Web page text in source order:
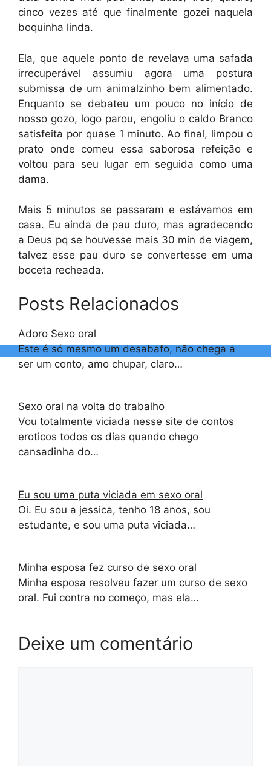
cinco vezes até que finalmente gozei naquela
boquinha linda.
Ela, que aquele ponto de revelava uma safada
irrecuperável assumiu agora uma postura
submissa de um animalzinho bem alimentado.
Enquanto se debateu um pouco no início de
nosso gozo, logo parou, engoliu o caldo Branco
satisfeita por quase 1 minuto. Ao final, limpou o
prato onde comeu essa saborosa refeição e
voltou para seu lugar em seguida como uma
dama.
Mais 5 minutos se passaram e estávamos em
casa. Eu ainda de pau duro, mas agradecendo
a Deus pq se houvesse mais 30 min de viagem,
talvez esse pau duro se convertesse em uma
boceta recheada.
Posts Relacionados
Adoro Sexo oral
Este é só mesmo um desabafo, não chega a
ser um conto, amo chupar, claro…
Sexo oral na volta do trabalho
Vou totalmente viciada nesse site de contos
eroticos todos os dias quando chego
cansadinha do…
Eu sou uma puta viciada em sexo oral
Oi. Eu sou a jessica, tenho 18 anos, sou
estudante, e sou uma puta viciada…
Minha esposa fez curso de sexo oral
Minha esposa resolveu fazer um curso de sexo
oral. Fui contra no começo, mas ela…
Deixe um comentário